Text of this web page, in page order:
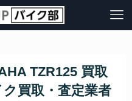
TZR125 買取
買取・査定業者